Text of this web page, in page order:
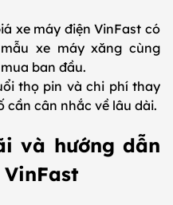
xe máy điện VinFast có
xe máy xăng cùng
ban đầu.
thọ pin và chi phí thay
cần cân nhắc về lâu dài.
và hướng dẫn